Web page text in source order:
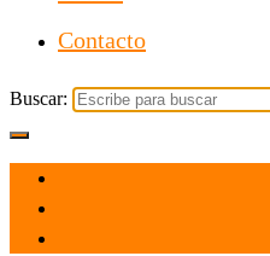
Contacto
Buscar: